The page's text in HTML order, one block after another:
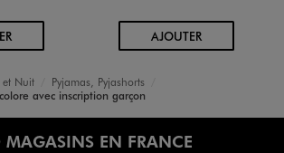
AU PANIER AJOUTERAU PANIER
et Nuit
Pyjamas, Pyjashorts
avec inscription garçon
MAGASINS EN FRANCE